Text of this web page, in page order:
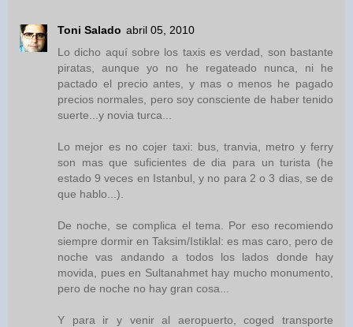
Toni Salado abril 05, 2010
Lo dicho aquí sobre los taxis es verdad, son bastante
piratas, aunque yo no he regateado nunca, ni he
pactado el precio antes, y mas o menos he pagado
precios normales, pero soy consciente de haber tenido
suerte...y novia turca...
Lo mejor es no cojer taxi: bus, tranvia, metro y ferry
son mas que suficientes de dia para un turista (he
estado 9 veces en Istanbul, y no para 2 o 3 dias, se de
que hablo...).
De noche, se complica el tema. Por eso recomiendo
siempre dormir en Taksim/Istiklal: es mas caro, pero de
noche vas andando a todos los lados donde hay
movida, pues en Sultanahmet hay mucho monumento,
pero de noche no hay gran cosa...
Y para ir y venir al aeropuerto, coged transporte